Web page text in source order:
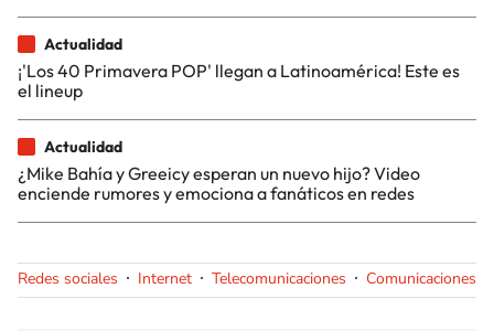
Actualidad
¡'Los 40 Primavera POP' llegan a Latinoamérica! Este es
el lineup
Actualidad
¿Mike Bahía y Greeicy esperan un nuevo hijo? Video
enciende rumores y emociona a fanáticos en redes
Redes sociales Internet Telecomunicaciones Comunicaciones